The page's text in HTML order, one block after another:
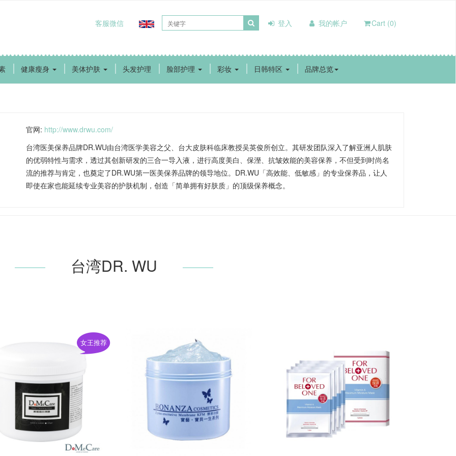
客服微信 登入 我的帐户 Cart (0)
健康瘦身 美体护肤 头发护理 脸部护理 彩妆 日韩特区 品牌总览
官网: http://www.drwu.com/
台湾医美保养品牌DR.WU由台湾医学美容之父、台大皮肤科临床教授吴英俊所创立。其研发团队深入了解亚洲人肌肤
的优弱特性与需求，透过其创新研发的三合一导入液，进行高度美白、保溼、抗皱效能的美容保养，不但受到时尚名
流的推荐与肯定，也奠定了DR.WU第一医美保养品牌的领导地位。DR.WU「高效能、低敏感」的专业保养品，让人
即使在家也能延续专业美容的护肤机制，创造「简单拥有好肤质」的顶级保养概念。
台湾DR. WU
女王推荐